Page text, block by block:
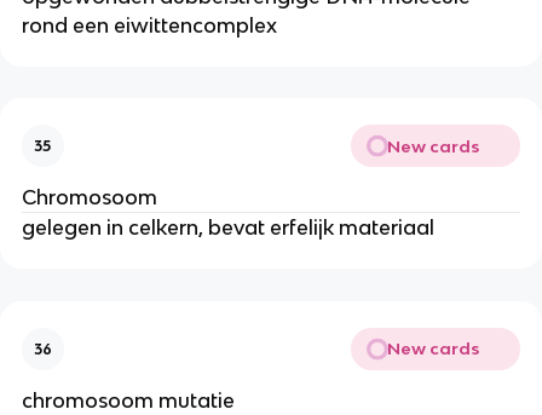
rond een eiwittencomplex
35 New cards
Chromosoom
gelegen in celkern, bevat erfelijk materiaal
36 New cards
chromosoom mutatie